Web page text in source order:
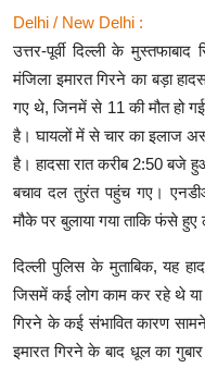
Delhi / New Delhi :
उत्तर-पूर्वी दिल्ली के
मंजिला इमारत गिरने का बड़ा
गए थे, जिनमें से 11 की मौत हो
है। घायलों में से चार का इलाज
है। हादसा रात करीब 2:50 बजे
बचाव दल तुरंत पहुंच गए।
मौके पर बुलाया गया ताकि फंसे हुए
दिल्ली पुलिस के मुताबिक, यह
जिसमें कई लोग काम कर रहे थे
गिरने के कई संभावित कारण
इमारत गिरने के बाद धूल का